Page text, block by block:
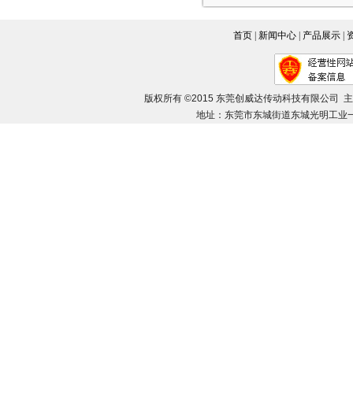
首页 新闻中心 产品展示
版权所有 ©2015 东莞创威达传动科技有限公司
地址：东莞市东城街道东城光明工